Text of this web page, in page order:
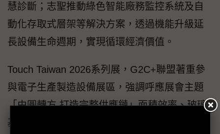
慧診斷；志聖推動綠色智能廠務監控系統及自
動化存取式層架等解決方案，透過機能升級延
長設備生命週期，實現循環經濟價值。
Touch Taiwan 2026系列展，G2C+聯盟著重參
與電子生產製造設備展區，強調呼應展會主題
「由圓轉方 打造完整供應鏈」面積效率、玻璃
基板TGV製程的重要性將是下一個產業趨勢的